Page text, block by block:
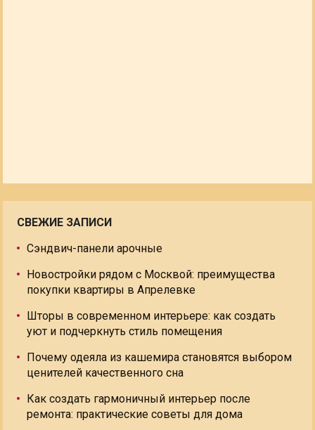
СВЕЖИЕ ЗАПИСИ
Сэндвич-панели арочные
Новостройки рядом с Москвой: преимущества
покупки квартиры в Апрелевке
Шторы в современном интерьере: как создать
уют и подчеркнуть стиль помещения
Почему одеяла из кашемира становятся выбором
ценителей качественного сна
Как создать гармоничный интерьер после
ремонта: практические советы для дома